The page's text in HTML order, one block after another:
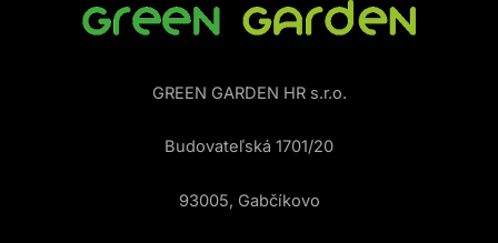
GREEN GARDEN HR s.r.o.
Budovateľská 1701/20
93005, Gabčíkovo